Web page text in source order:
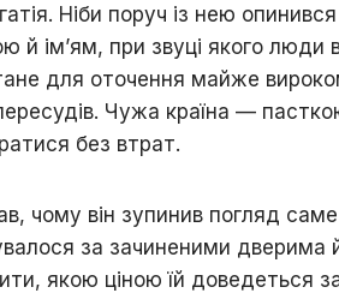
Ніби поруч із нею опинився
й ім’ям, при звуці якого люди
для оточення майже
Чужа країна —
без втрат.
чому він зупинив погляд
за зачиненими дверима
якою ціною їй доведеться